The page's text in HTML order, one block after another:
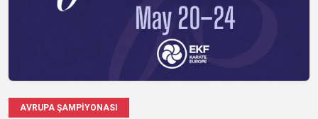
AVRUPA ŞAMPİYONASI